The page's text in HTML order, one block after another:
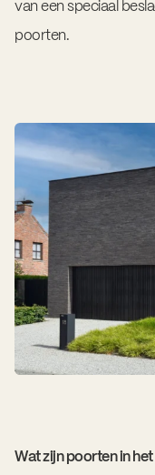
van een speciaal
poorten.
Wat zijn poorten in